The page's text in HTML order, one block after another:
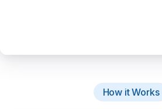
How it Works